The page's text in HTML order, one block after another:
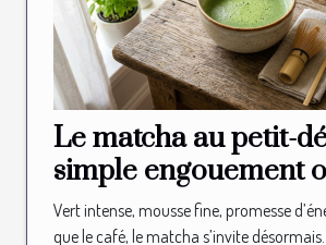
Le matcha au petit-
simple engouement
nouvelle habitude ?
Vert intense, mousse fine, promesse
que le café, le matcha s’invite